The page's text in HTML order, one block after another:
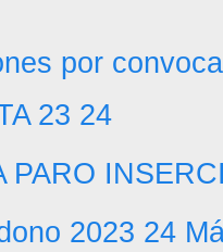
por
23 24
PARO
2023 24